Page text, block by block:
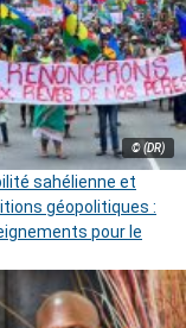
© (DR)
sahélienne et
géopolitiques :
pour le